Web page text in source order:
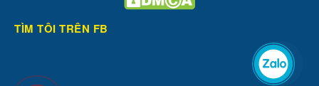
TÌM TÔI TRÊN FB
Zalo